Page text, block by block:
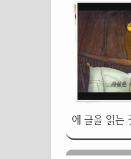
에 글을 읽는